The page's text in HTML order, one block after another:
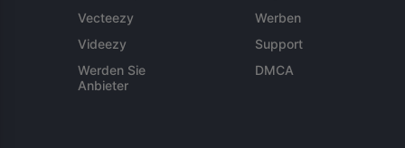
Vecteezy
Videezy
Werden Sie
Anbieter
Werben
Support
DMCA